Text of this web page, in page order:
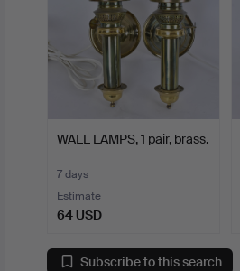
WALL LAMPS, 1 pair, brass.
7 days
Estimate
64 USD
Subscribe to this search